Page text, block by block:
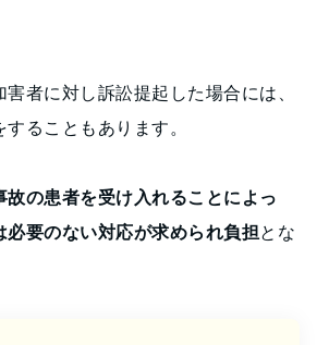
者に対し訴訟提起した場合には、
ることもあります。
故の患者を受け入れることによっ
必要のない対応が求められ負担とな